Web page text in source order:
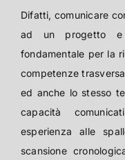
Difatti, comunicare
ad un progetto e
fondamentale per la
competenze
ed anche lo stesso
capacità
esperienza alle
scansione